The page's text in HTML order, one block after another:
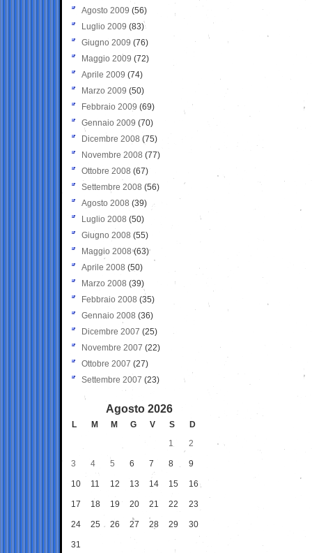
Agosto 2009 (56)
Luglio 2009 (83)
Giugno 2009 (76)
Maggio 2009 (72)
Aprile 2009 (74)
Marzo 2009 (50)
Febbraio 2009 (69)
Gennaio 2009 (70)
Dicembre 2008 (75)
Novembre 2008 (77)
Ottobre 2008 (67)
Settembre 2008 (56)
Agosto 2008 (39)
Luglio 2008 (50)
Giugno 2008 (55)
Maggio 2008(63)
Aprile 2008 (50)
Marzo 2008 (39)
Febbraio 2008 (35)
Gennaio 2008 (36)
Dicembre 2007 (25)
Novembre 2007 (22)
Ottobre 2007 (27)
Settembre 2007 (23)
Agosto 2026
L M M G V S
D
1
2
3 4 5 6 7 8 9
10 11 12 13 14 15 16
17 18 19 20 21 22 23
24 25 26 27 28 29 30
31